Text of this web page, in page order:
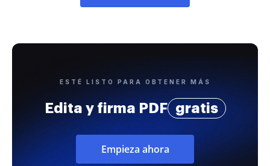
ESTÉ LISTO PARA OBTENER MÁS
Edita y firma PDF gratis
Empieza ahora